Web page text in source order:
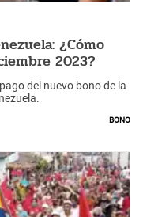
¿Cómo
2023?
del nuevo bono de la
Bono